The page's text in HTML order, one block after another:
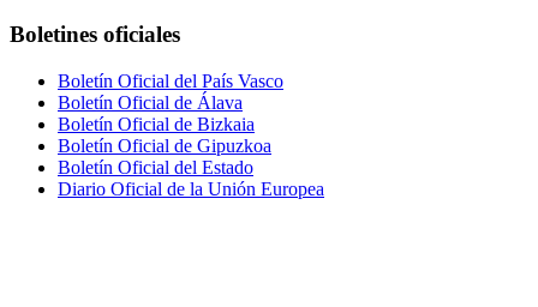
Boletines oficiales
Boletín Oficial del País Vasco
Boletín Oficial de Álava
Boletín Oficial de Bizkaia
Boletín Oficial de Gipuzkoa
Boletín Oficial del Estado
Diario Oficial de la Unión Europea